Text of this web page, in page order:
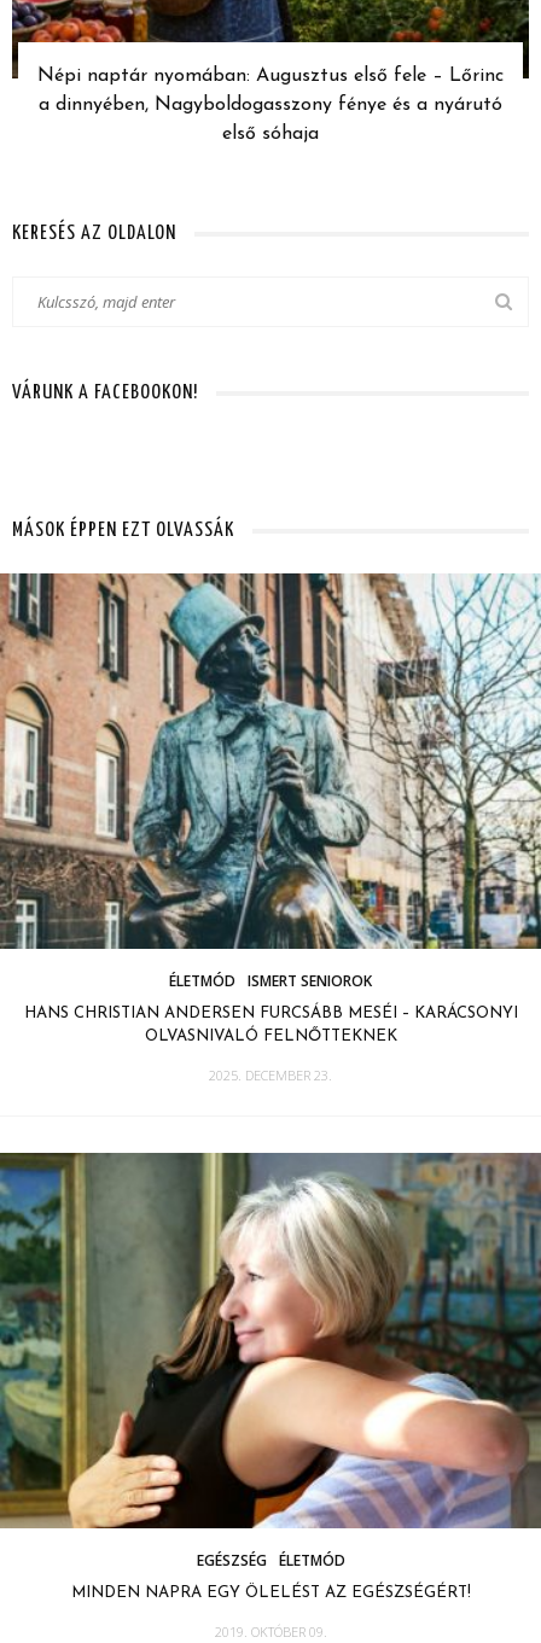
Népi naptár nyomában: Augusztus első fele – Lőrinc
a dinnyében, Nagyboldogasszony fénye és a nyárutó
első sóhaja
KERESÉS AZ OLDALON
VÁRUNK A FACEBOOKON!
MÁSOK ÉPPEN EZT OLVASSÁK
ÉLETMÓD ISMERT SENIOROK
HANS CHRISTIAN ANDERSEN FURCSÁBB MESÉI – KARÁCSONYI
OLVASNIVALÓ FELNŐTTEKNEK
2025. DECEMBER 23.
EGÉSZSÉG ÉLETMÓD
MINDEN NAPRA EGY ÖLELÉST AZ EGÉSZSÉGÉRT!
2019. OKTÓBER 09.